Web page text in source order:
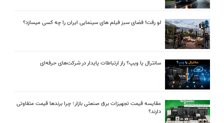
لو رفت! فضای سبز فیلم های سینمایی ایران را چه کسی میسازد؟
سانترال یا ویپ؟ راز ارتباطات پایدار در شرکت‌های حرفه‌ای
مقایسه قیمت تجهیزات برق صنعتی بازار؛ چرا برندها قیمت متفاوتی
دارند؟